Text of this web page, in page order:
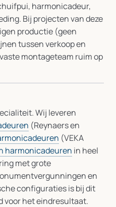
harmonicadeur,
Bij projecten van deze
productie (geen
tussen verkoop en
montageteam ruim op
Wij leveren
(Reynaers en
(VEKA
harmonicadeuren in heel
met grote
en
configuraties is bij dit
voor het eindresultaat.